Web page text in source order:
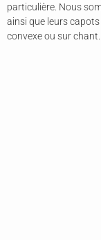
particulière. Nous
ainsi que leurs
convexe ou sur chant.